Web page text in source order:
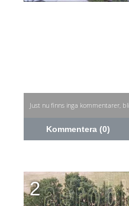
Just nu finns inga kommentarer,
Kommentera (0)
2